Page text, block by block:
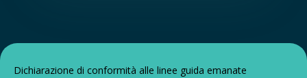
Dichiarazione di conformità alle linee guida emanate